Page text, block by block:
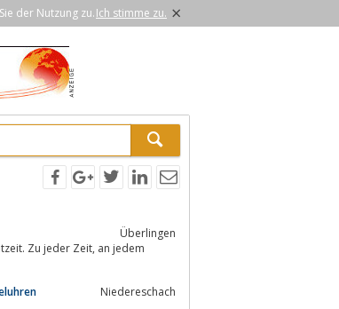
der Nutzung zu.Ich stimme zu. ×
Überlingen
Zeit, an jedem
Niedereschach